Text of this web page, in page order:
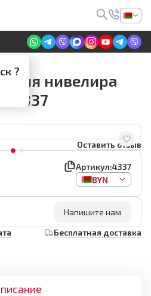
на сайте
?для нивелира
4337
Оставить отзыв
Артикул:4337
BYN
Напишите нам
Бесплатная доставка